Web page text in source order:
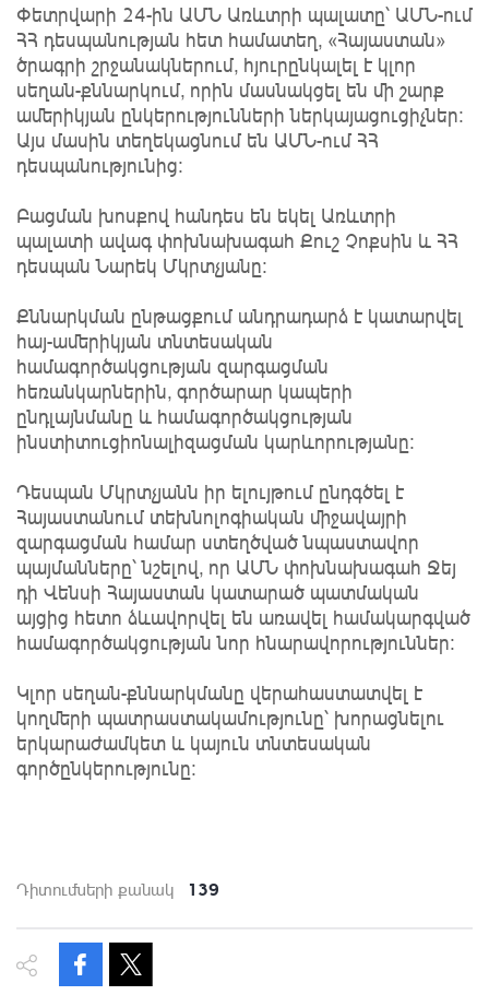
Փետրվարի 24-ին ԱՄՆ Առևտրի պալատը՝ ԱՄՆ-ում
ՀՀ դեսպանության հետ համատեղ, «Հայաստան»
ծրագրի շրջանակներում, հյուրընկալել է կլոր
սեղան-քննարկում, որին մասնակցել են մի շարք
ամերիկյան ընկերությունների ներկայացուցիչներ։
Այս մասին տեղեկացնում են ԱՄՆ-ում ՀՀ
դեսպանությունից։
Բացման խոսքով հանդես են եկել Առևտրի
պալատի ավագ փոխնախագահ Քուշ Չոքսին և ՀՀ
դեսպան Նարեկ Մկրտչյանը։
Քննարկման ընթացքում անդրադարձ է կատարվել
հայ-ամերիկյան տնտեսական
համագործակցության զարգացման
հեռանկարներին, գործարար կապերի
ընդլայնմանը և համագործակցության
ինստիտուցիոնալիզացման կարևորությանը։
Դեսպան Մկրտչյանն իր ելույթում ընդգծել է
Հայաստանում տեխնոլոգիական միջավայրի
զարգացման համար ստեղծված նպաստավոր
պայմանները՝ նշելով, որ ԱՄՆ փոխնախագահ Ջեյ
դի Վենսի Հայաստան կատարած պատմական
այցից հետո ձևավորվել են առավել համակարգված
համագործակցության նոր հնարավորություններ։
Կլոր սեղան-քննարկմանը վերահաստատվել է
կողմերի պատրաստակամությունը՝ խորացնելու
երկարաժամկետ և կայուն տնտեսական
գործընկերությունը։
Դիտումների քանակ 139